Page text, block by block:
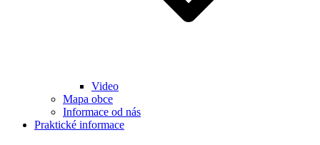
Video
Mapa obce
Informace od nás
Praktické informace